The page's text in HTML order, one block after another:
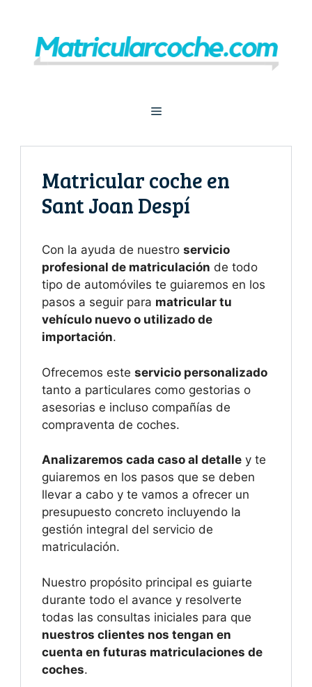
contenido
Menú
Matricular coche en
Sant Joan Despí
Con la ayuda de nuestro servicio
profesional de matriculación de todo
tipo de automóviles te guiaremos en los
pasos a seguir para matricular tu
vehículo nuevo o utilizado de
importación.
Ofrecemos este servicio personalizado
tanto a particulares como gestorias o
asesorias e incluso compañías de
compraventa de coches.
Analizaremos cada caso al detalle y te
guiaremos en los pasos que se deben
llevar a cabo y te vamos a ofrecer un
presupuesto concreto incluyendo la
gestión integral del servicio de
matriculación.
Nuestro propósito principal es guiarte
durante todo el avance y resolverte
todas las consultas iniciales para que
nuestros clientes nos tengan en
cuenta en futuras matriculaciones de
coches.